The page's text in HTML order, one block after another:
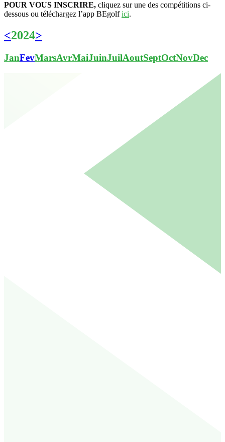
POUR VOUS INSCRIRE, cliquez sur une des compétitions ci-
dessous ou téléchargez l’app BEgolfici.
<2024>
JanFevMarsAvrMaiJuinJuilAoutSeptOctNovDec